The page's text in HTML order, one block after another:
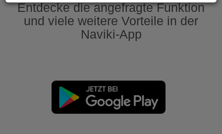
Entdecke die angefragte Funktion
und viele weitere Vorteile in der
Naviki-App